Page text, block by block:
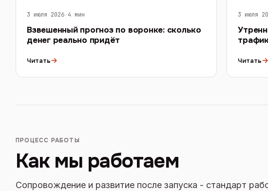
3 июля 2026·4 мин
Взвешенный прогноз по воронке: сколько
денег реально придёт
Читать→
3 июля
Читать→
ПРОЦЕСС РАБОТЫ
Как мы работаем
Сопровождение и развитие после запуска - стандарт